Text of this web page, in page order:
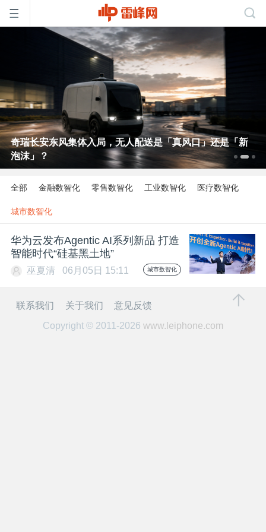
页
雷
峰
开
课
奇瑞长安东风集体入局，无人配送是「真风口」还是「新
泡沫」？
全部 金融数智化 零售数智化 工业数智化 医疗数智化
城市数智化
华为云发布Agentic AI系列新品 打造
智能时代“硅基黑土地”
巫夏清 06月05日 15:11 城市数智化
联系我们 关于我们
意见反馈
Copyright © 2011-2026 www.leiphone.com